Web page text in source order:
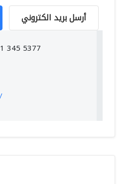
أرسل بريد الكتروني
345 5377